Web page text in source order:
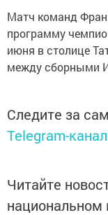
Матч команд
программу
июня в столице
между сборными
Следите за
Telegram-
Читайте